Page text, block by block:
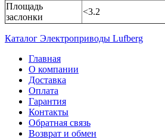
Площадь
заслонки
<3.2
Каталог Электроприводы Lufberg
Главная
О компании
Доставка
Оплата
Гарантия
Контакты
Обратная связь
Возврат и обмен